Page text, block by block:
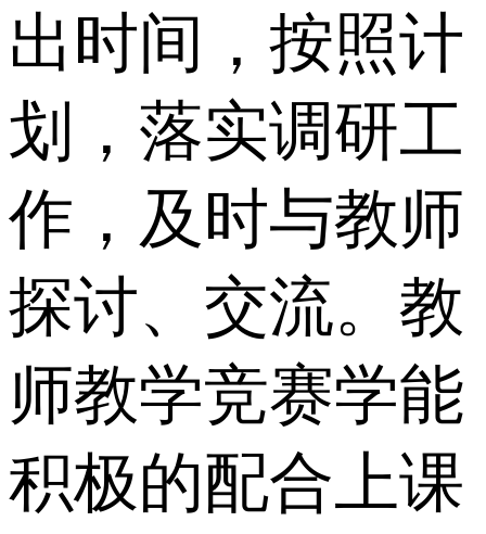
出时间，按照计
划，落实调研工
作，及时与教师
探讨、交流。教
师教学竞赛学能
积极的配合上课